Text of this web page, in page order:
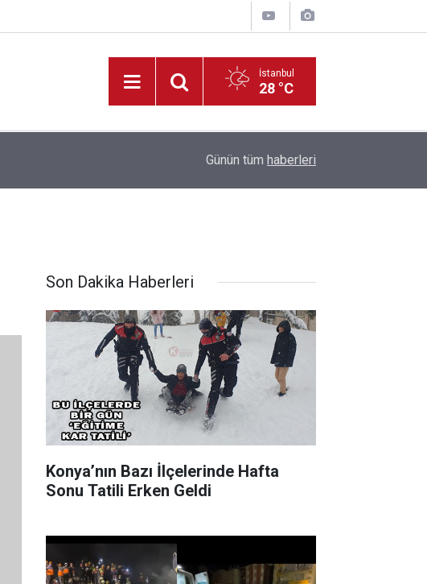
İstanbul
28 °C
Müdür Yiğit’ten, Tadilatı Devam Eden Okullara
Günün tüm haberleri
Son Dakika Haberleri
Konya’nın Bazı İlçelerinde Hafta
Sonu Tatili Erken Geldi